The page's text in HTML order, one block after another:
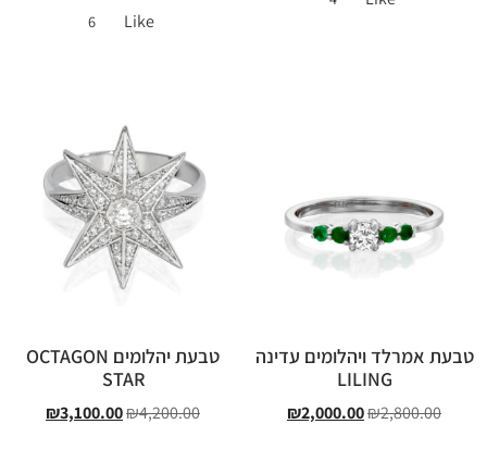
Like
6
טבעת אמרלד ויהלומים עדינה
LILING
₪2,800.00
₪2,000.00
טבעת יהלומים OCTAGON
STAR
₪4,200.00
₪3,100.00